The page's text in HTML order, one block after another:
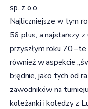
sp. z o.o.
Najliczniejsze w tym
56 plus, a najstarszy
przyszłym roku 70
również w aspekcie
błędnie, jako tych od
zawodników na
koleżanki i koledzy z